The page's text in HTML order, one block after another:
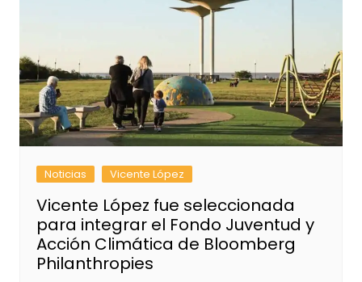
Noticias Vicente López
Vicente López fue seleccionada
para integrar el Fondo Juventud y
Acción Climática de Bloomberg
Philanthropies